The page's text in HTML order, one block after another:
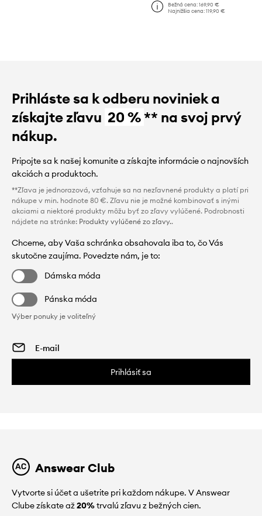
Bežná cena: 169,90 €
Najnižšia cena: 119,90 €
Prihláste sa k odberu noviniek a
získajte zľavu 20 %** na svoj prvý
nákup.
Pripojte sa k našej komunite a získajte informácie o najnovších
akciách a produktoch.
**Zľava je jednorazová, vzťahuje sa na nezľavnené produkty a platí pri
nákupe v min. hodnote 80 €. Zľavu nie je možné kombinovať s inými
akciami a niektoré produkty môžu byť zo zľavy vylúčené. Podrobnosti
nájdete na stránke: Produkty vylúčené zo zľavy..
Chceme, aby Vaša schránka obsahovala iba to, čo Vás
skutočne zaujíma. Povedzte nám, je to:
Dámska móda
Pánska móda
Výber ponuky je voliteľný
Prihlásiť sa
Answear Club
Vytvorte si účet a ušetrite pri každom nákupe. V Answear
Clube získate až20%trvalú zľavu z bežných cien.